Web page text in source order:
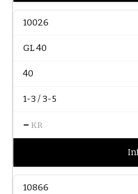
10026
GL 40
40
1-3 / 3-5
– KR
10866